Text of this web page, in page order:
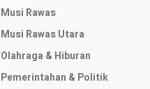
Musi Rawas
Musi Rawas Utara
Olahraga & Hiburan
Pemerintahan & Politik